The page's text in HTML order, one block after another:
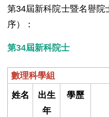
第34屆新科院士暨名譽院
序）：
第34屆新科院士
數理科學組
姓名
出生
年
學歷